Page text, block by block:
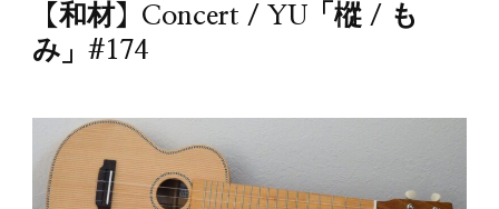
【和材】Concert / YU「樅 / も
み」#174